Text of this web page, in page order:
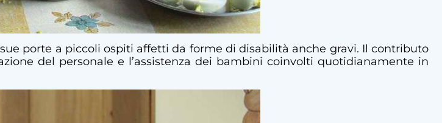
porte a piccoli ospiti affetti da forme di disabilità anche gravi. Il contributo
del personale e l’assistenza dei bambini coinvolti quotidianamente in